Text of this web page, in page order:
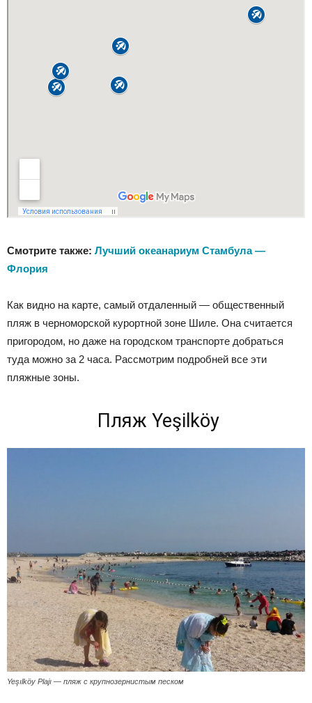
Смотрите также: Лучший океанариум Стамбула —
Флория
Как видно на карте, самый отдаленный — общественный
пляж в черноморской курортной зоне Шиле. Она считается
пригородом, но даже на городском транспорте добраться
туда можно за 2 часа. Рассмотрим подробней все эти
пляжные зоны.
Пляж Yeşilköy
Yeşılköy Plajı — пляж с крупнозернистым песком